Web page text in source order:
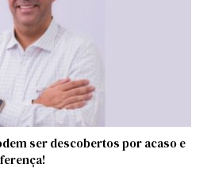
ser descobertos por acaso e